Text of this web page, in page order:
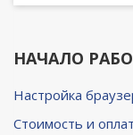
НАЧАЛО
Настройка
Cтоимость и